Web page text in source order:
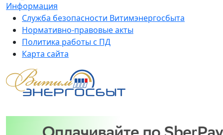
Информация
Служба безопасности Витимэнергосбыта
Нормативно-правовые акты
Политика работы с ПД
Карта сайта